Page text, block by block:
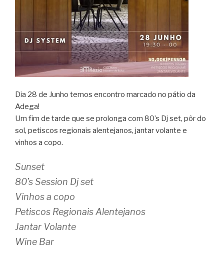
Dia 28 de Junho temos encontro marcado no pátio da
Adega!
Um fim de tarde que se prolonga com 80’s Dj set, pôr do
sol, petiscos regionais alentejanos, jantar volante e
vinhos a copo.
Sunset
80’s Session Dj set
Vinhos a copo
Petiscos Regionais Alentejanos
Jantar Volante
Wine Bar